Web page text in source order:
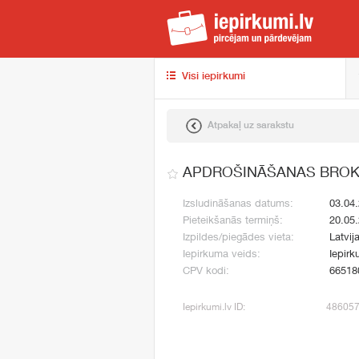
Visi iepirkumi
Atpakaļ uz sarakstu
APDROŠINĀŠANAS
Izsludināšanas datums:
Pieteikšanās termiņš:
Izpildes/piegādes vieta:
Iepirkuma veids:
CPV kodi:
Iepirkumi.lv ID: